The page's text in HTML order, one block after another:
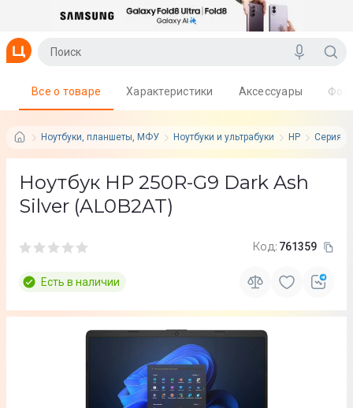
Ноутбуки, планшеты, МФУ Ноутбуки и ультрабуки HP Серия:
Все о товаре Характеристики Аксессуары
Ноутбук HP 250R-G9 Dark Ash
Silver (AL0B2AT)
Код: 761359
Есть в наличии